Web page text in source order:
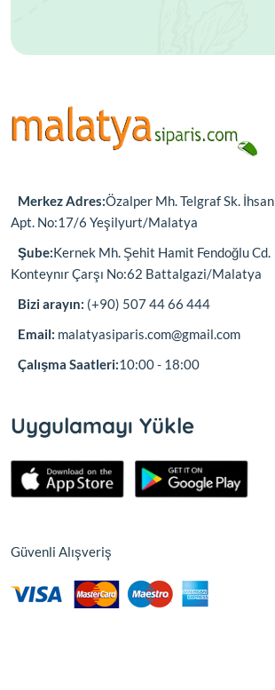
Merkez Adres:Özalper Mh. Telgraf Sk. İhsan
Apt. No:17/6 Yeşilyurt/Malatya
Şube:Kernek Mh. Şehit Hamit Fendoğlu Cd.
Konteynır Çarşı No:62 Battalgazi/Malatya
Bizi arayın: (+90) 507 44 66 444
Email: malatyasiparis.com@gmail.com
Çalışma Saatleri:10:00 - 18:00
Uygulamayı Yükle
Güvenli Alışveriş